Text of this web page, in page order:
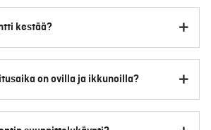
kestää?
on ovilla ja ikkunoilla?